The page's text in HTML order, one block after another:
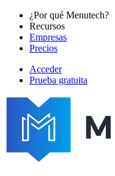
Pasar
contenido
principal
Main
navigation
¿Por qué Menutech?
Recursos
Empresas
Precios
menutech
navigation
Acceder
Prueba gratuita